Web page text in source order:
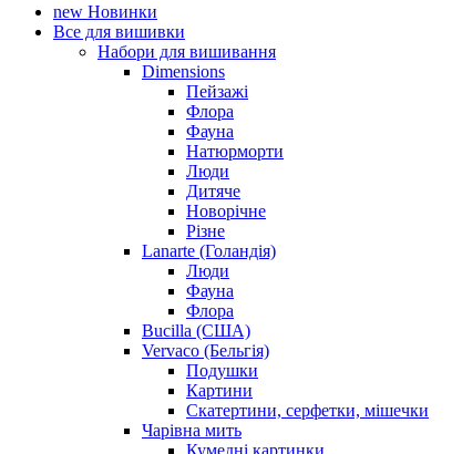
new Новинки
Все для вишивки
Набори для вишивання
Dimensions
Пейзажі
Флора
Фауна
Натюрморти
Люди
Дитяче
Новорічне
Різне
Lanarte (Голандія)
Люди
Фауна
Флора
Bucilla (США)
Vervaco (Бельгія)
Подушки
Картини
Скатертини, серфетки, мішечки
Чарiвна мить
Кумедні картинки